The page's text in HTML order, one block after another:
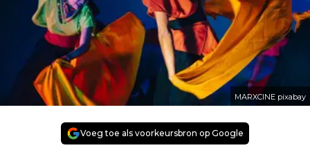
MARXCINE pixabay
Voeg toe als voorkeursbron op Google